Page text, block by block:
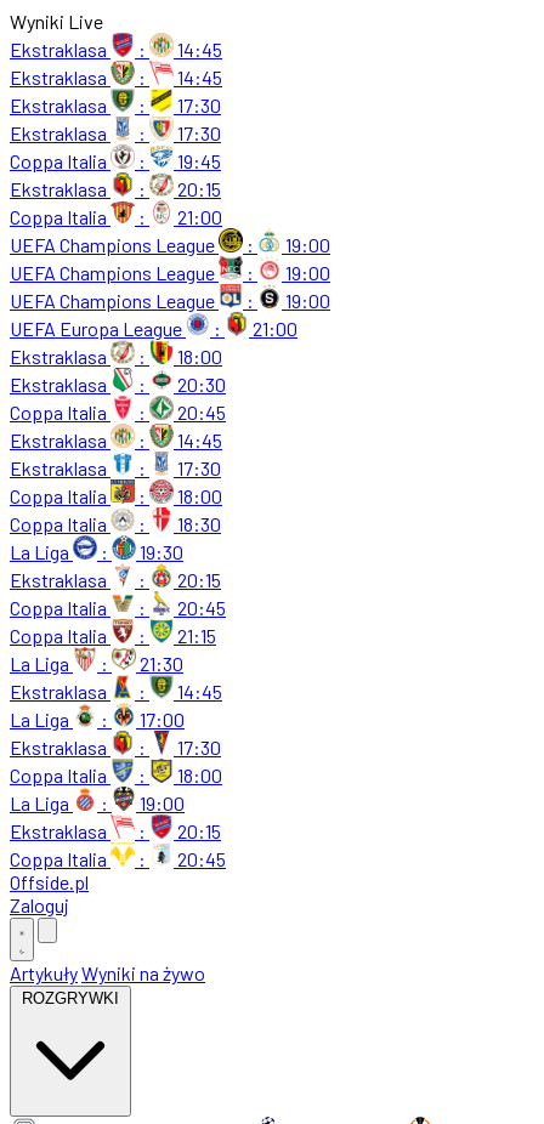
Wyniki Live
Ekstraklasa
:
14:45
Ekstraklasa
:
14:45
Ekstraklasa
:
17:30
Ekstraklasa
:
17:30
Coppa Italia
:
19:45
Ekstraklasa
:
20:15
Coppa Italia
:
21:00
UEFA Champions League
:
19:00
UEFA Champions League
:
19:00
UEFA Champions League
:
19:00
UEFA Europa League
:
21:00
Ekstraklasa
:
18:00
Ekstraklasa
:
20:30
Coppa Italia
:
20:45
Ekstraklasa
:
14:45
Ekstraklasa
:
17:30
Coppa Italia
:
18:00
Coppa Italia
:
18:30
La Liga
:
19:30
Ekstraklasa
:
20:15
Coppa Italia
:
20:45
Coppa Italia
:
21:15
La Liga
:
21:30
Ekstraklasa
:
14:45
La Liga
:
17:00
Ekstraklasa
:
17:30
Coppa Italia
:
18:00
La Liga
:
19:00
Ekstraklasa
:
20:15
Coppa Italia
:
20:45
Offside.pl
Zaloguj
ArtykułyWyniki na żywo
ROZGRYWKI